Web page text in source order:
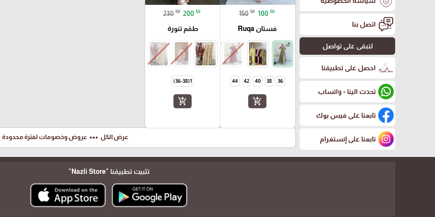
اتصل بنا
لنبقى على تواصل
احصل على تطبيقنا
تحدث الينا - واتساب
تابعنا على فيس بوك
تابعنا على إنستغرام
150 ₪ 100 ₪
فستان Ruqa
36
38
40
42
44
add_shopping_cart
230 ₪ 200 ₪
طقم تنورة
1(36-38)
add_shopping_cart
عرض الكل more_horiz عروض وخصومات لفترة محدودة
تثبيت تطبيقنا "Nazli Store"